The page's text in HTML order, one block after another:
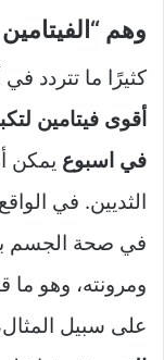
وهم
كثيرًا ما تتردد
أقوى فيتامين
في اسبوع يمكن
الثديين. في
في صحة الجسم
ومرونته، وهو
على سبيل